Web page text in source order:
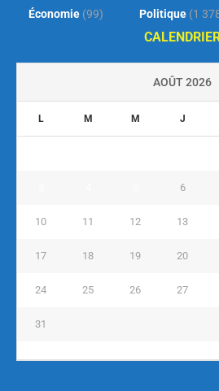
Économie (99)
Politique(1
AOÛT 2026
L M M J
6
10 11 12 13
17 18 19 20
24 25 26 27
31